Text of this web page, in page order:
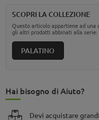
SCOPRI LA COLLEZIONE
Questo articolo appartiene ad una
gli altri prodotti abbinati alla serie:
PALATINO
Hai bisogno di Aiuto?
Devi acquistare